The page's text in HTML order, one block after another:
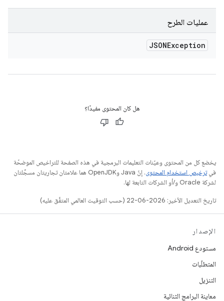
عمليات الطرح
JSONException
هل كان المحتوى مفيدًا؟
يخضع كل من المحتوى وعيّنات التعليمات البرمجية في هذه الصفحة للتراخيص الموضحّة
فيترخيص استخدام المحتوى
. إنّ Java وOpenJDK هما علامتان تجاريتان مسجَّلتان
لشركة Oracle و/أو الشركات التابعة لها.
تاريخ التعديل الأخير: 2026-06-22 (حسب التوقيت العالمي المتفَّق عليه)
الإصدار
مستودع Android
المتطلّبات
التنزيل
معاينة البرامج الثنائية